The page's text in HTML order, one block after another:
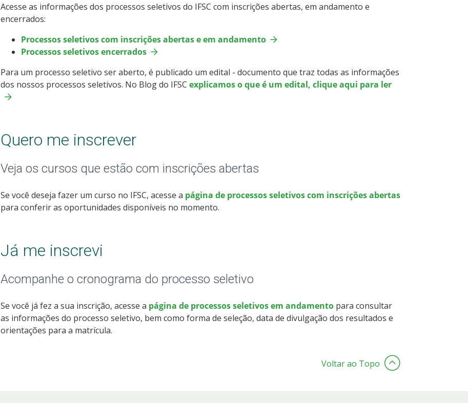
Acesse as informações dos processos seletivos do IFSC com inscrições abertas, em andamento e
encerrados:
Processos seletivos com inscrições abertas e em andamento
Processos seletivos encerrados
Para um processo seletivo ser aberto, é publicado um edital - documento que traz todas as informações
dos nossos processos seletivos. No Blog do IFSC explicamos o que é um edital, clique aqui para ler
Quero me inscrever
Veja os cursos que estão com inscrições abertas
Se você deseja fazer um curso no IFSC, acesse a página de processos seletivos com inscrições abertas
para conferir as oportunidades disponíveis no momento.
Já me inscrevi
Acompanhe o cronograma do processo seletivo
Se você já fez a sua inscrição, acesse a página de processos seletivos em andamentopara consultar
as informações do processo seletivo, bem como forma de seleção, data de divulgação dos resultados e
orientações para a matrícula.
Voltar ao Topo